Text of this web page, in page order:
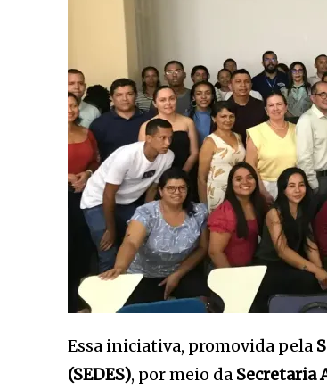
Essa iniciativa, promovida pela
(SEDES), por meio da Secretaria